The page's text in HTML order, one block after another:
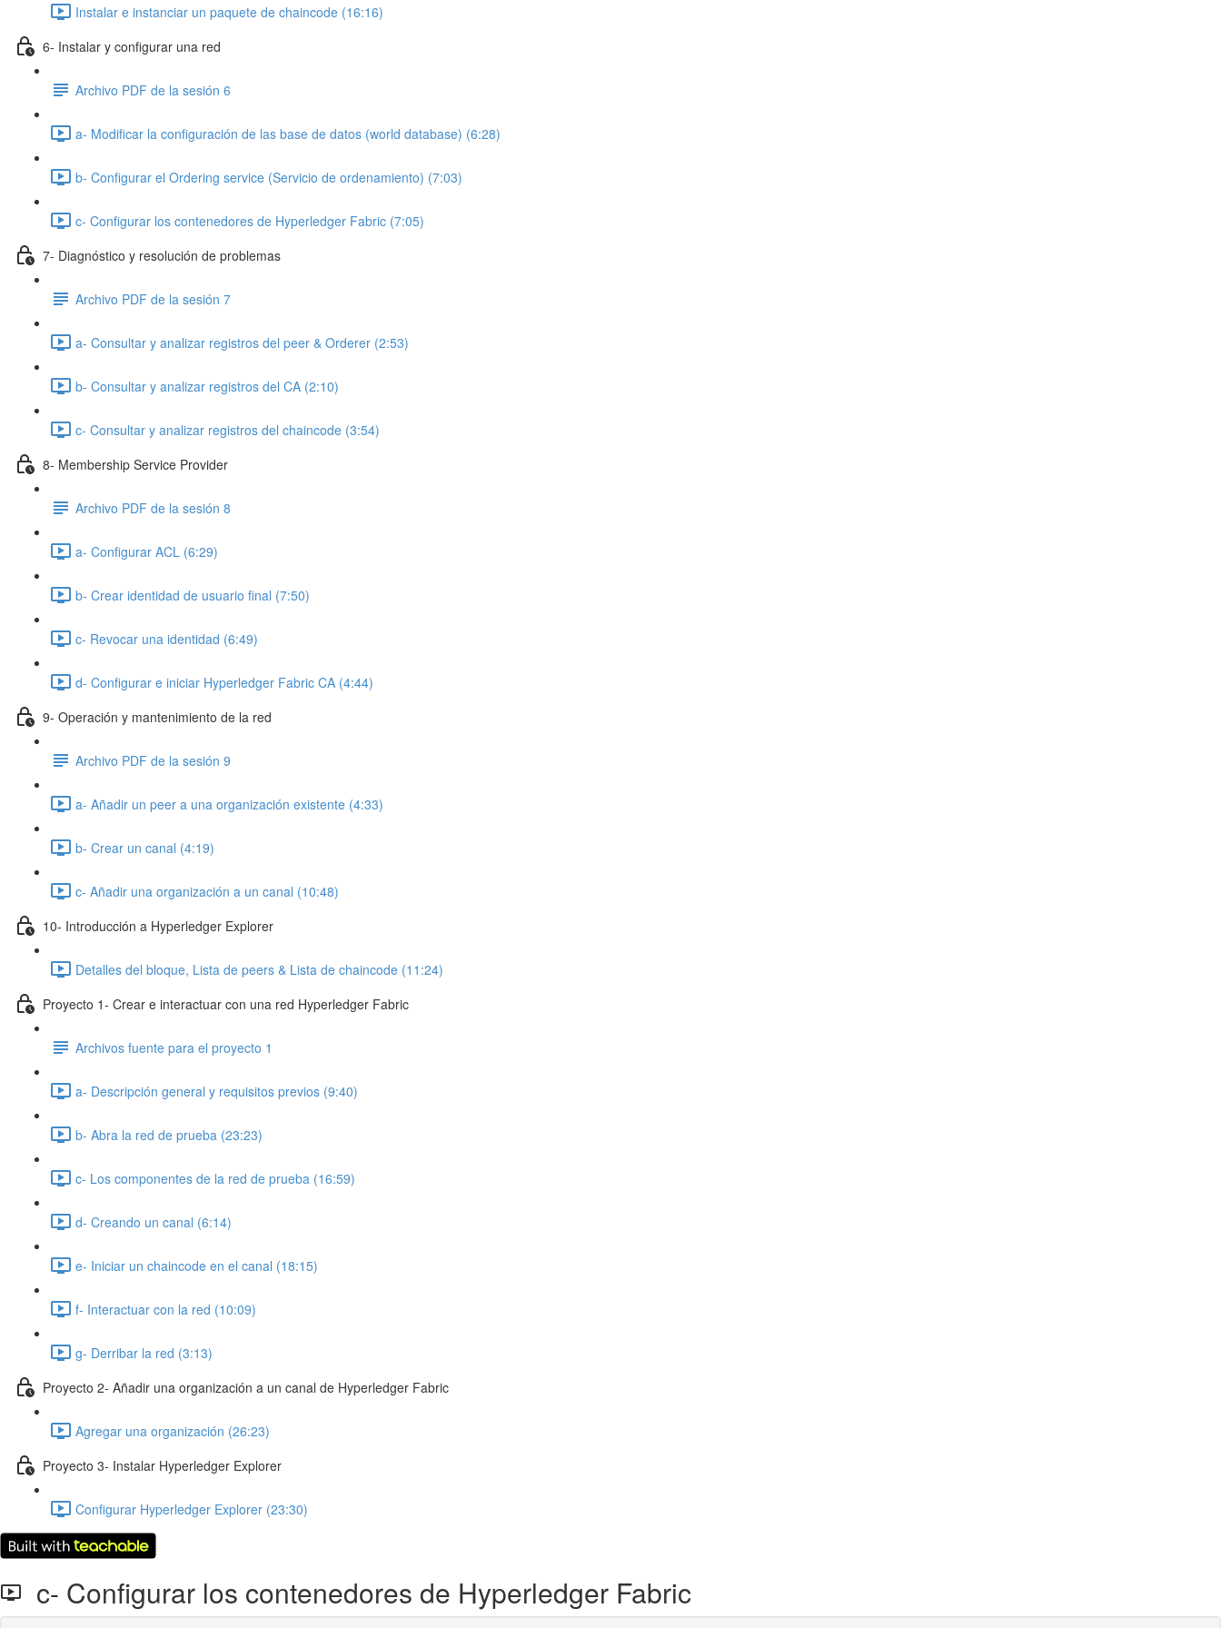
Instalar e instanciar un paquete de chaincode (16:16)
6- Instalar y configurar una red
Archivo PDF de la sesión 6
a- Modificar la configuración de las base de datos (world database) (6:28)
b- Configurar el Ordering service (Servicio de ordenamiento) (7:03)
c- Configurar los contenedores de Hyperledger Fabric (7:05)
7- Diagnóstico y resolución de problemas
Archivo PDF de la sesión 7
a- Consultar y analizar registros del peer & Orderer (2:53)
b- Consultar y analizar registros del CA (2:10)
c- Consultar y analizar registros del chaincode (3:54)
8- Membership Service Provider
Archivo PDF de la sesión 8
a- Configurar ACL (6:29)
b- Crear identidad de usuario final (7:50)
c- Revocar una identidad (6:49)
d- Configurar e iniciar Hyperledger Fabric CA (4:44)
9- Operación y mantenimiento de la red
Archivo PDF de la sesión 9
a- Añadir un peer a una organización existente (4:33)
b- Crear un canal (4:19)
c- Añadir una organización a un canal (10:48)
10- Introducción a Hyperledger Explorer
Detalles del bloque, Lista de peers & Lista de chaincode (11:24)
Proyecto 1- Crear e interactuar con una red Hyperledger Fabric
Archivos fuente para el proyecto 1
a- Descripción general y requisitos previos (9:40)
b- Abra la red de prueba (23:23)
c- Los componentes de la red de prueba (16:59)
d- Creando un canal (6:14)
e- Iniciar un chaincode en el canal (18:15)
f- Interactuar con la red (10:09)
g- Derribar la red (3:13)
Proyecto 2- Añadir una organización a un canal de Hyperledger Fabric
Agregar una organización (26:23)
Proyecto 3- Instalar Hyperledger Explorer
Configurar Hyperledger Explorer (23:30)
c- Configurar los contenedores de Hyperledger Fabric